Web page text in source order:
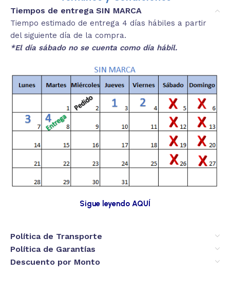
Tiempos de entrega SIN MARCA
Tiempo estimado de entrega 4 días hábiles a partir
del siguiente día de la compra.
*El día sábado no se cuenta como día hábil.
Sigue leyendo AQUÍ
Política de Transporte
Política de Garantías
Descuento por Monto